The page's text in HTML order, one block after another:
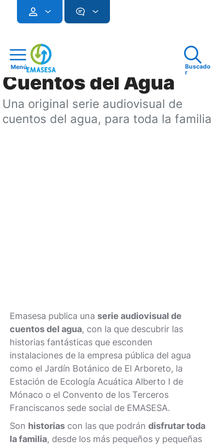
Menú
Buscado
r
Cuentos del Agua
Una original serie audiovisual de
cuentos del agua, para toda la familia
Emasesa publica una serie audiovisual de
cuentos del agua, con la que descubrir las
historias fantásticas que esconden
instalaciones de la empresa pública del agua
como el Jardín Botánico de El Arboreto, la
Estación de Ecología Acuática Alberto I de
Mónaco o el Convento de los Terceros
Franciscanos sede social de EMASESA.
Son historias con las que podrán disfrutar toda
la familia, desde los más pequeños y pequeñas